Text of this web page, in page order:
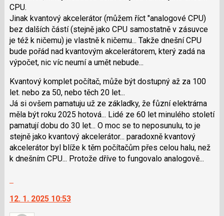
i
klávesy
N
pro
následující
a
pro
předchozí
nový
názor
CPU.
Jinak kvantový akcelerátor (můžem říct "analogové CPU)
bez dalších částí (stejně jako CPU samostatně v zásuvce
je též k ničemu) je vlastně k ničemu... Takže dnešní CPU
bude pořád nad kvantovým akcelerátorem, který zadá na
výpočet, nic víc neumí a umět nebude...
Kvantový komplet počítač, může být dostupný až za 100
let. nebo za 50, nebo těch 20 let...
Já si ovšem pamatuju už ze základky, že fůzní elektrárna
měla být roku 2025 hotová... Lidé ze 60 let minulého století
pamatují dobu do 30 let... O moc se to neposunulu, to je
stejně jako kvantový akcelerátor... paradoxně kvantový
akcelerátor byl blíže k těm počítačům přes celou halu, než
k dnešním CPU... Protože dříve to fungovalo analogově...
další
nový
12. 1. 2025 10:53